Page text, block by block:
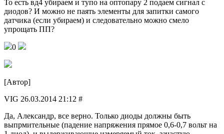
То есть вд4 убираем и тупо на оптопару 2 подаем сигнал с
диодов? И можно не паять элементы для запитки самого
датчика (если убираем) и следовательно можно смело
упрощать ПП?
0
[Автор]
VIG 26.03.2014 21:12 #
Да, Александр, все верно. Только диоды должны быть
выпрмительные (падение напряжения прямое 0,6-0,7 вольт на